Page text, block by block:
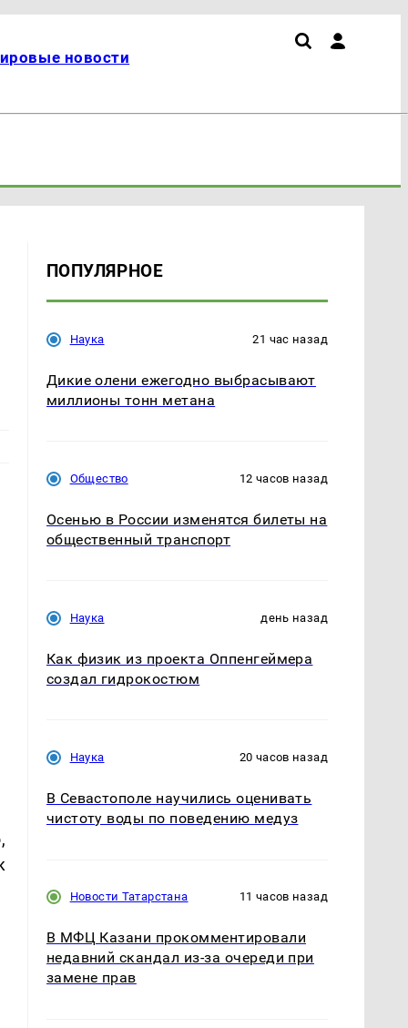
новости
ПОПУЛЯРНОЕ
Наука 21 час назад
Дикие олени ежегодно выбрасывают
миллионы тонн метана
Общество 12 часов назад
Осенью в России изменятся билеты на
общественный транспорт
Наука день назад
Как физик из проекта Оппенгеймера
создал гидрокостюм
Наука 20 часов назад
В Севастополе научились оценивать
чистоту воды по поведению медуз
Новости Татарстана 11 часов назад
В МФЦ Казани прокомментировали
недавний скандал из-за очереди при
замене прав